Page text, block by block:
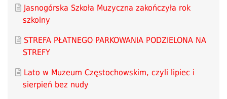
Jasnogórska Szkoła Muzyczna zakończyła rok
szkolny
STREFA PŁATNEGO PARKOWANIA PODZIELONA NA
STREFY
Lato w Muzeum Częstochowskim, czyli lipiec i
sierpień bez nudy